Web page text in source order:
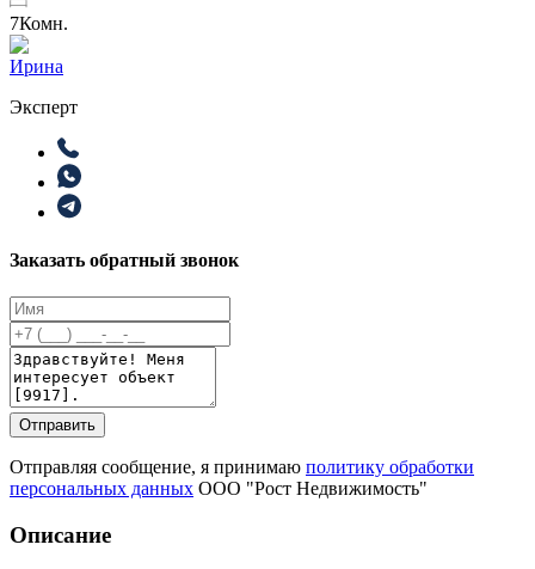
7Комн.
Ирина
Эксперт
Заказать обратный звонок
Отправить
Отправляя сообщение, я принимаю политику обработки
персональных данных ООО "Рост Недвижимость"
Описание